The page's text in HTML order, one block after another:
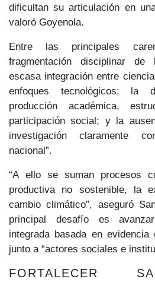
dificultan su articulación en
valoró Goyenola.
Entre las principales
fragmentación disciplinar de
escasa integración entre
enfoques tecnológicos; la
producción académica,
participación social; y la
investigación claramente
nacional”.
“A ello se suman procesos
productiva no sostenible, la
cambio climático”, aseguró
principal desafío es
integrada basada en
junto a “actores sociales e
FORTALECER